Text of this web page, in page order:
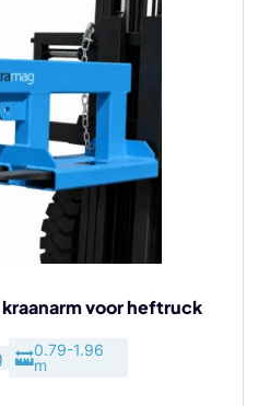
voor heftruck
0.79-1.96
m